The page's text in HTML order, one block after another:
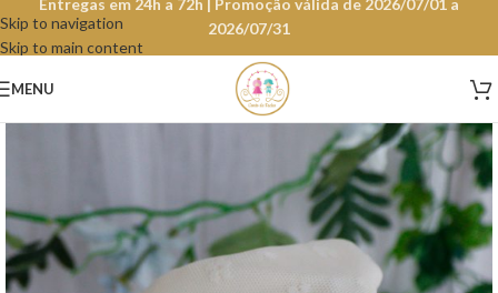
Skip to navigation
Skip to main content
Entregas em 24h a 72h | Promoção válida de 2026/07/01 a
2026/07/31
MENU